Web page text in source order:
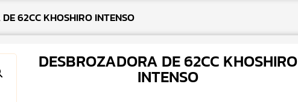
62CC KHOSHIRO INTENSO
DESBROZADORA DE 62CC KHOSHIRO
INTENSO